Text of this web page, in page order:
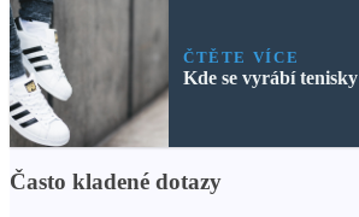
ČTĚTE VÍCE
Kde se vyrábí
Často kladené dotazy